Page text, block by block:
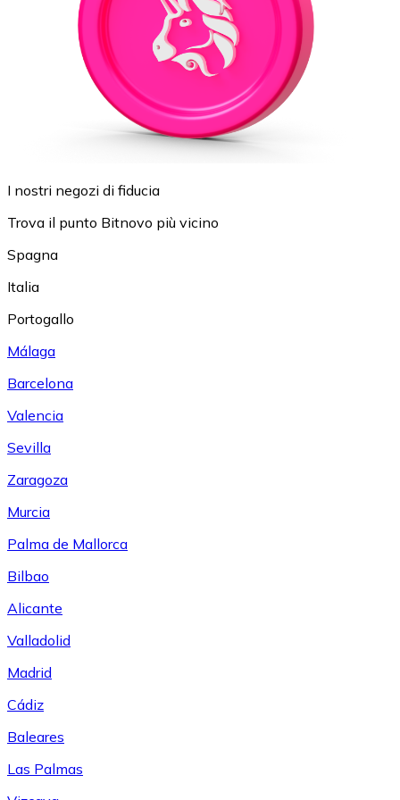
I nostri negozi di fiducia
Trova il punto Bitnovo più vicino
Spagna
Italia
Portogallo
Málaga
Barcelona
Valencia
Sevilla
Zaragoza
Murcia
Palma de Mallorca
Bilbao
Alicante
Valladolid
Madrid
Cádiz
Baleares
Las Palmas